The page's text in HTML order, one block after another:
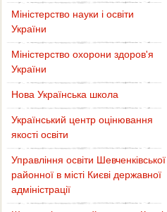
Міністерство науки і освіти
України
Міністерство охорони здоров'я
України
Нова Українська школа
Український центр оцінювання
якості освіти
Управління освіти Шевченківської
районної в місті Києві державної
адміністрації